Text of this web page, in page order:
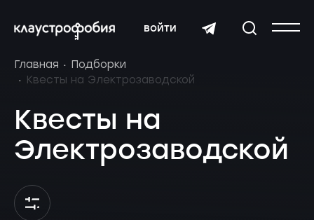
войти
Главная
Подборки
Квесты на Электрозаводской
Квесты на
Электрозаводской